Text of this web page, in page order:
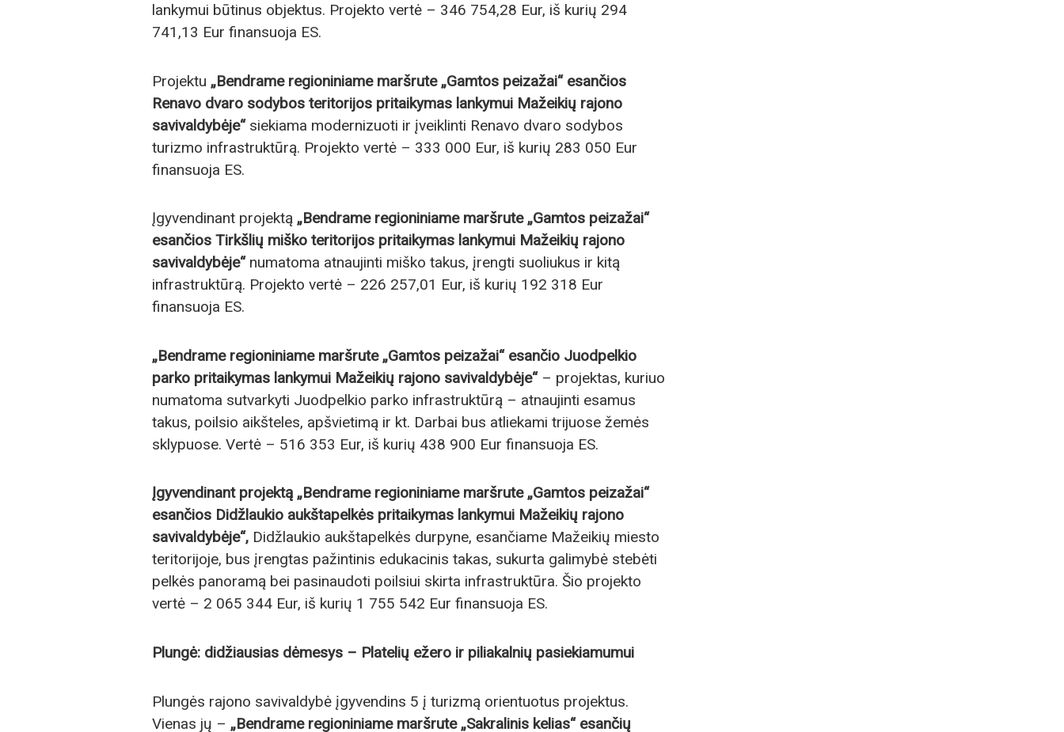
lankymui būtinus objektus. Projekto vertė – 346 754,28 Eur, iš kurių 294
741,13 Eur finansuoja ES.
Projektu „Bendrame regioniniame maršrute „Gamtos peizažai“ esančios
Renavo dvaro sodybos teritorijos pritaikymas lankymui Mažeikių rajono
savivaldybėje“siekiama modernizuoti ir įveiklinti Renavo dvaro sodybos
turizmo infrastruktūrą. Projekto vertė – 333 000 Eur, iš kurių 283 050 Eur
finansuoja ES.
Įgyvendinant projektą „Bendrame regioniniame maršrute „Gamtos peizažai“
esančios Tirkšlių miško teritorijos pritaikymas lankymui Mažeikių rajono
savivaldybėje“ numatoma atnaujinti miško takus, įrengti suoliukus ir kitą
infrastruktūrą. Projekto vertė – 226 257,01 Eur, iš kurių 192 318 Eur
finansuoja ES.
„Bendrame regioniniame maršrute „Gamtos peizažai“ esančio Juodpelkio
parko pritaikymas lankymui Mažeikių rajono savivaldybėje“ – projektas, kuriuo
numatoma sutvarkyti Juodpelkio parko infrastruktūrą – atnaujinti esamus
takus, poilsio aikšteles, apšvietimą ir kt. Darbai bus atliekami trijuose žemės
sklypuose. Vertė – 516 353 Eur, iš kurių 438 900 Eur finansuoja ES.
Įgyvendinant projektą „Bendrame regioniniame maršrute „Gamtos peizažai“
esančios Didžlaukio aukštapelkės pritaikymas lankymui Mažeikių rajono
savivaldybėje“, Didžlaukio aukštapelkės durpyne, esančiame Mažeikių miesto
teritorijoje, bus įrengtas pažintinis edukacinis takas, sukurta galimybė stebėti
pelkės panoramą bei pasinaudoti poilsiui skirta infrastruktūra. Šio projekto
vertė – 2 065 344 Eur, iš kurių 1 755 542 Eur finansuoja ES.
Plungė: didžiausias dėmesys – Platelių ežero ir piliakalnių pasiekiamumui
Plungės rajono savivaldybė įgyvendins 5 į turizmą orientuotus projektus.
Vienas jų – „Bendrame regioniniame maršrute „Sakralinis kelias“ esančių